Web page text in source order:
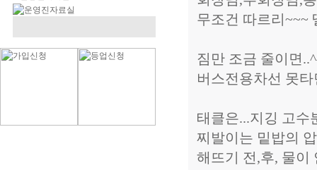
무조건 따르리~~~
짐만 조금 줄이면
버스전용차선 못
태클은...지깅 고수
찌발이는 밑밥의
해뜨기 전,후, 물이